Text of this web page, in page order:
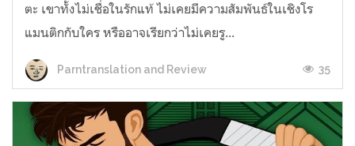
ตะ เขาทั้งไม่เชื่อในรักแท้ ไม่เคยมีความสัมพันธ์ในเชิงโร
แมนติกกับใคร หรืออาจเรียกว่าไม่เคยรู...
Parntranslation and Review 35